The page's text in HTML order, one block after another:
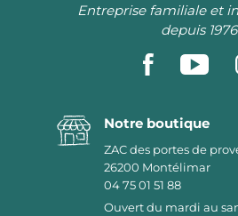
Entreprise familiale et
depuis 1976
Notre boutique
ZAC des portes de
26200 Montélimar
04 75 01 51 88
Ouvert du mardi au